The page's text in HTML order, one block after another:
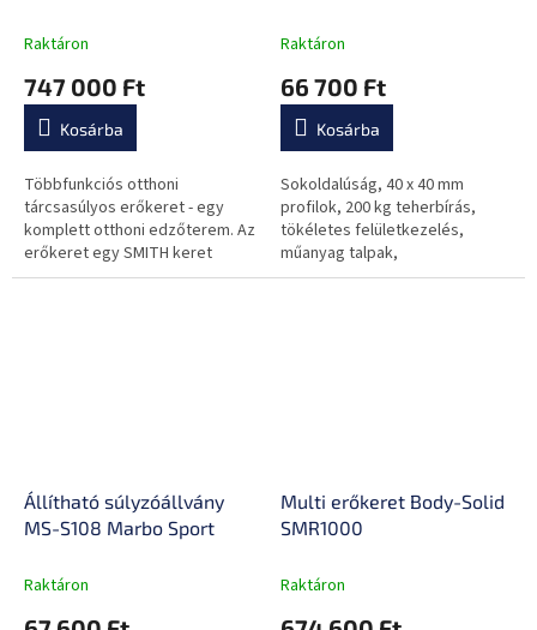
Raktáron
747 000 Ft
Kosárba
Többfunkciós otthoni
tárcsasúlyos erőkeret - egy
komplett otthoni edzőterem. Az
erőkeret egy SMITH keret
kombinációja csigás-
Raktáron
66 700 Ft
Kosárba
Sokoldalúság, 40 x 40 mm
profilok, 200 kg teherbírás,
tökéletes felületkezelés,
műanyag talpak,
szerszámkészlet a
Állítható súlyzóállvány
MS-S108 Marbo Sport
Raktáron
Multi erőkeret Body-Solid
SMR1000
Raktáron